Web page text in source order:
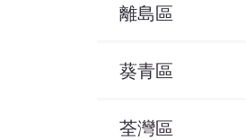
離島區
葵青區
荃灣區